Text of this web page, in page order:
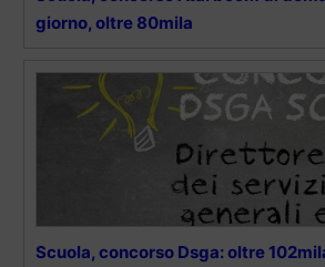
giorno, oltre 80mila
Scuola, concorso Dsga: oltre